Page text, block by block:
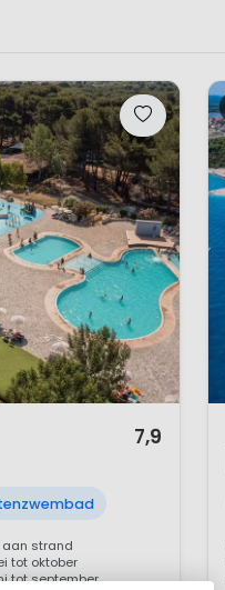
7,9
strand
tot oktober
tot september